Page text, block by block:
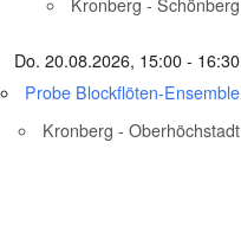
Do. 20.08.2026, 15:00 - 16:30
Probe Blockflöten-Ensemble
Kronberg - Oberhöchstadt